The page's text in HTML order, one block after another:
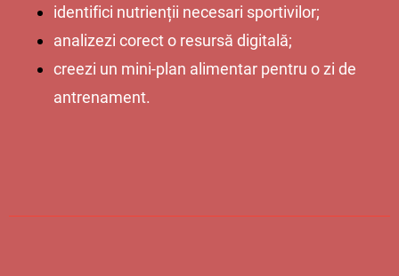
identifici nutrienții necesari sportivilor;
analizezi corect o resursă digitală;
creezi un mini-plan alimentar pentru o zi de
antrenament.